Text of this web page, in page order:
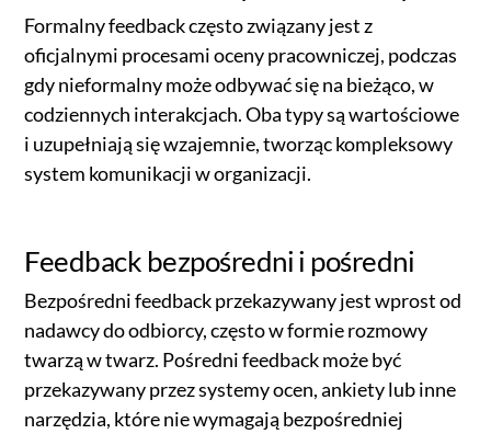
Formalny feedback często związany jest z
oficjalnymi procesami oceny pracowniczej, podczas
gdy nieformalny może odbywać się na bieżąco, w
codziennych interakcjach. Oba typy są wartościowe
i uzupełniają się wzajemnie, tworząc kompleksowy
system komunikacji w organizacji.
Feedback bezpośredni i pośredni
Bezpośredni feedback przekazywany jest wprost od
nadawcy do odbiorcy, często w formie rozmowy
twarzą w twarz. Pośredni feedback może być
przekazywany przez systemy ocen, ankiety lub inne
narzędzia, które nie wymagają bezpośredniej